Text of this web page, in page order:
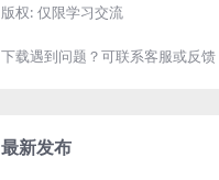
版权: 仅限学习交流
下载遇到问题？可联系客服或反馈
最新发布